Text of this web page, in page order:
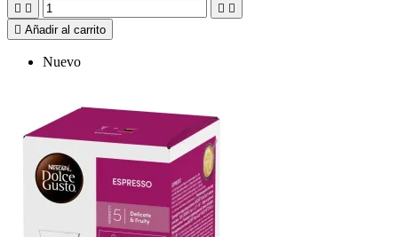
   
 Añadir al carrito
Nuevo